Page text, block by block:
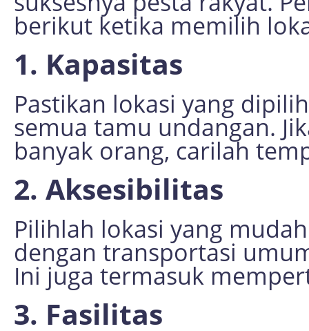
berikut ketika memilih
1. Kapasitas
Pastikan lokasi yang
semua tamu undangan.
banyak orang, carilah
2. Aksesibilitas
Pilihlah lokasi yang
dengan transportasi
Ini juga termasuk
3. Fasilitas